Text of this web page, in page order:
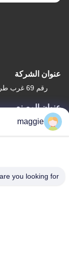
عنوان الشركة
رقم 69 غرب طريق هومين ، مدينة روغاو ، نانتونغ ، جيانغسو ، الصين
عنوان المصنع
رقم 69 غرب طريق هومين ، مدينة روغاو ، نانتونغ ، جيانغسو ، الصينmaggie
you looking for?